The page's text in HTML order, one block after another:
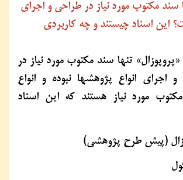
سند مکتوب مورد نیاز در طراحی و اجرای
این اسناد چیستند و چه کاربردی
تنها سند مکتوب مورد نیاز در
اجرای انواع پژوهشها نبوده و انواع
مورد نیاز هستند که این اسناد
(پیش ‏طرح پژوهشی)